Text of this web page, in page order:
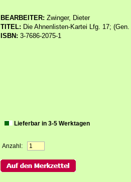
BEARBEITER: Zwinger, Dieter
TITEL: Die Ahnenlisten-Kartei Lfg. 17;
ISBN: 3-7686-2075-1
Lieferbar in 3-5 Werktagen
Anzahl: